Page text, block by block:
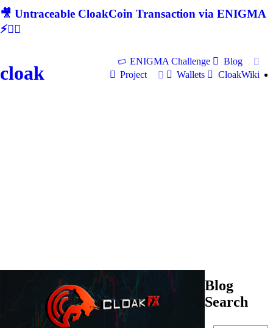
🎥 Untraceable CloakCoin Transaction via ENIGMA
⚡🕵‍♂
cloak
ENIGMA Challenge
Blog
Project
Wallets CloakWiki
Blog
Search